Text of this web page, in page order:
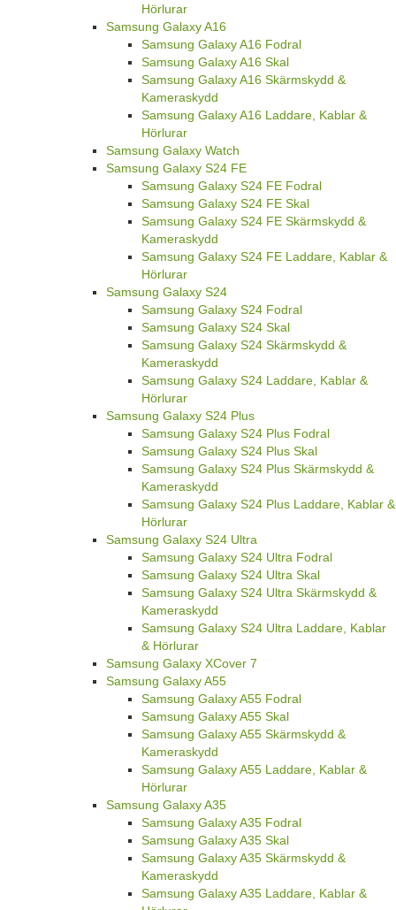
Hörlurar
Samsung Galaxy A16
Samsung Galaxy A16 Fodral
Samsung Galaxy A16 Skal
Samsung Galaxy A16 Skärmskydd &
Kameraskydd
Samsung Galaxy A16 Laddare, Kablar &
Hörlurar
Samsung Galaxy Watch
Samsung Galaxy S24 FE
Samsung Galaxy S24 FE Fodral
Samsung Galaxy S24 FE Skal
Samsung Galaxy S24 FE Skärmskydd &
Kameraskydd
Samsung Galaxy S24 FE Laddare, Kablar &
Hörlurar
Samsung Galaxy S24
Samsung Galaxy S24 Fodral
Samsung Galaxy S24 Skal
Samsung Galaxy S24 Skärmskydd &
Kameraskydd
Samsung Galaxy S24 Laddare, Kablar &
Hörlurar
Samsung Galaxy S24 Plus
Samsung Galaxy S24 Plus Fodral
Samsung Galaxy S24 Plus Skal
Samsung Galaxy S24 Plus Skärmskydd &
Kameraskydd
Samsung Galaxy S24 Plus Laddare, Kablar &
Hörlurar
Samsung Galaxy S24 Ultra
Samsung Galaxy S24 Ultra Fodral
Samsung Galaxy S24 Ultra Skal
Samsung Galaxy S24 Ultra Skärmskydd &
Kameraskydd
Samsung Galaxy S24 Ultra Laddare, Kablar
& Hörlurar
Samsung Galaxy XCover 7
Samsung Galaxy A55
Samsung Galaxy A55 Fodral
Samsung Galaxy A55 Skal
Samsung Galaxy A55 Skärmskydd &
Kameraskydd
Samsung Galaxy A55 Laddare, Kablar &
Hörlurar
Samsung Galaxy A35
Samsung Galaxy A35 Fodral
Samsung Galaxy A35 Skal
Samsung Galaxy A35 Skärmskydd &
Kameraskydd
Samsung Galaxy A35 Laddare, Kablar &